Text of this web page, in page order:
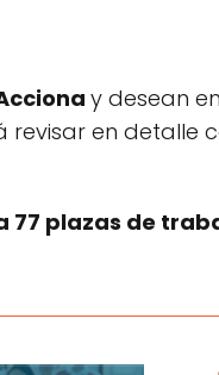
y desean
en detalle
77 plazas de